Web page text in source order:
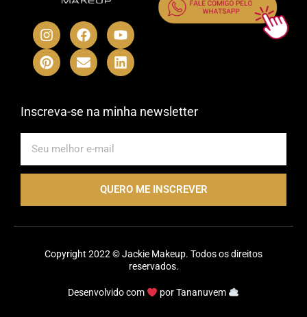
I
n
s
t
a
r
m
F
a
c
e
b
o
Y
o
u
t
u
e
P
i
n
t
e
e
t
E
n
v
e
l
p
L
i
n
k
e
i
Inscreva-se na minha newsletter
QUERO ME INSCREVER
Copyright 2022 © Jackie Makeup. Todos os direitos
reservados.
Desenvolvido com porTananuvem